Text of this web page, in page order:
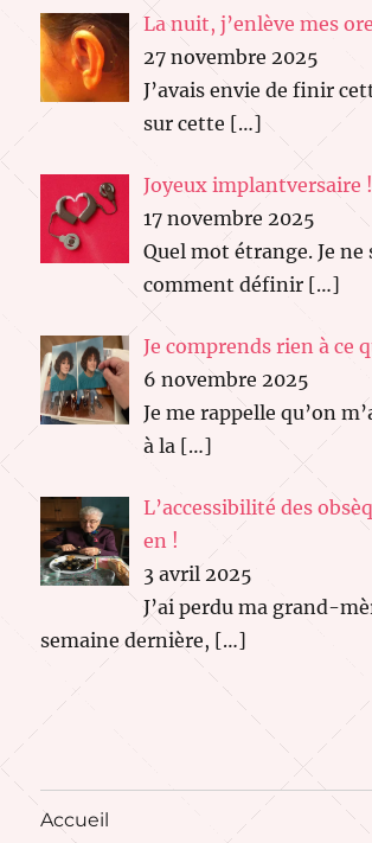
La nuit, j’enlève mes
27 novembre 2025
J’avais envie de finir
sur cette […]
Joyeux implantversaire !
17 novembre 2025
Quel mot étrange. Je ne
comment définir […]
Je comprends rien à ce
6 novembre 2025
Je me rappelle qu’on
à la […]
L’accessibilité des
en !
3 avril 2025
J’ai perdu ma grand-
semaine dernière, […]
Accueil